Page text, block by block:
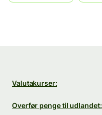
Valutakurser:
Overfør penge til udlandet: